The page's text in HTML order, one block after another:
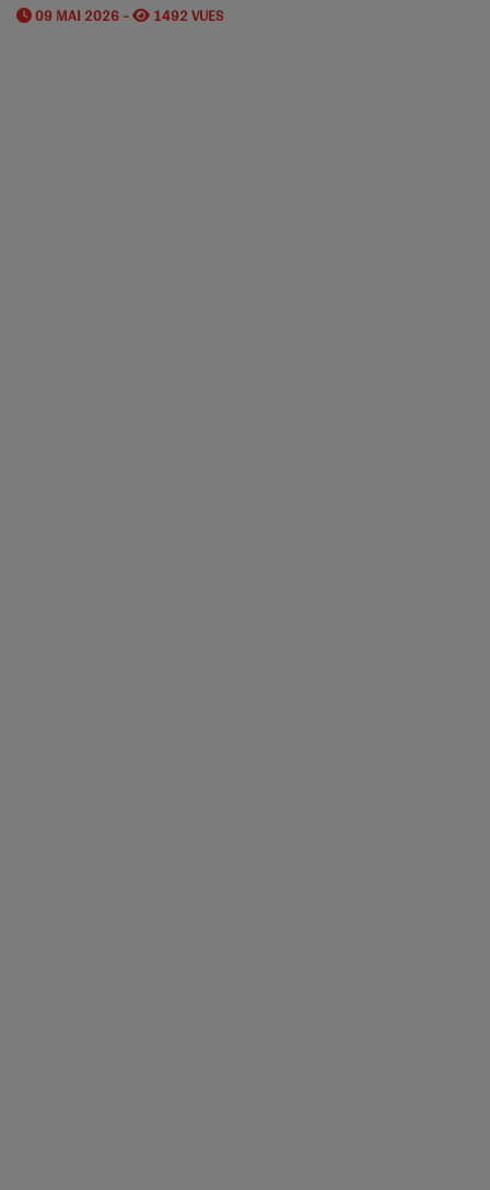
09 MAI 2026 - 1492 VUES